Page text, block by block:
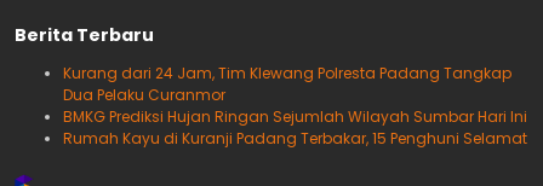
Berita Terbaru
Kurang dari 24 Jam, Tim Klewang Polresta Padang Tangkap
Dua Pelaku Curanmor
BMKG Prediksi Hujan Ringan Sejumlah Wilayah Sumbar Hari Ini
Rumah Kayu di Kuranji Padang Terbakar, 15 Penghuni Selamat